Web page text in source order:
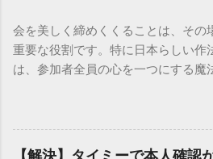
本全国に広範なネットワークを持つ
重量物や大型の荷物、そして企業間
実績を誇ります。 個人で利用する
いう特徴があります。地域に密着
ロールしているため、現場の状況に
やすいのがメリットです。まずは、
会を美しく締めくくることは、その
重要な役割です。特に日本らしい作
は、参加者全員の心を一つにする魔
「手拍子のリズムに自信がない」
ずです。この記事では、ビジネスか
で、どのような場面でも堂々と立ち
【解決】タイミーで本人確認